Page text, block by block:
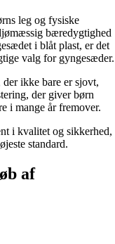
leg og fysiske
bæredygtighed
i blåt plast, er det
valg for gyngesæder.
ikke bare er sjovt,
der giver børn
i mange år fremover.
i kvalitet og sikkerhed,
standard.
af